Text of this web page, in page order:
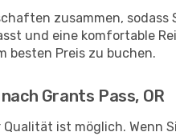
zusammen,
und eine komfortable
besten Preis zu buchen.
Grants Pass, OR
ist möglich. Wenn